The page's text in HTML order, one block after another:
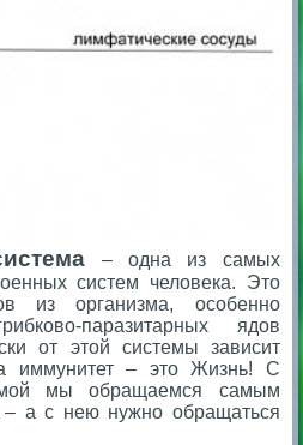
– одна из самых
систем человека. Это
из организма, особенно
паразитарных ядов
от этой системы зависит
иммунитет – это Жизнь! С
мы обращаемся самым
– а с нею нужно обращаться